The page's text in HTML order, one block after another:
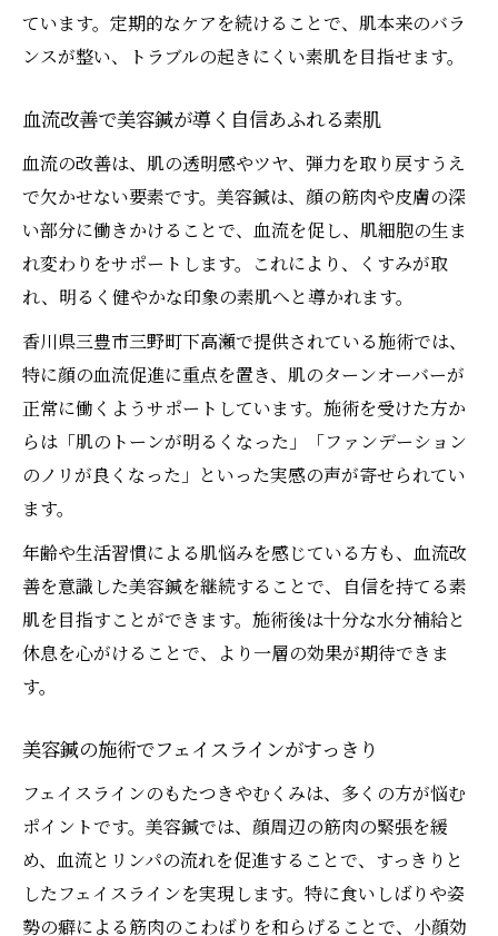
ています。定期的なケアを続けることで、肌本来のバラ
ンスが整い、トラブルの起きにくい素肌を目指せます。
血流改善で美容鍼が導く自信あふれる素肌
血流の改善は、肌の透明感やツヤ、弾力を取り戻すうえ
で欠かせない要素です。美容鍼は、顔の筋肉や皮膚の深
い部分に働きかけることで、血流を促し、肌細胞の生ま
れ変わりをサポートします。これにより、くすみが取
れ、明るく健やかな印象の素肌へと導かれます。
香川県三豊市三野町下高瀬で提供されている施術では、
特に顔の血流促進に重点を置き、肌のターンオーバーが
正常に働くようサポートしています。施術を受けた方か
らは「肌のトーンが明るくなった」「ファンデーション
のノリが良くなった」といった実感の声が寄せられてい
ます。
年齢や生活習慣による肌悩みを感じている方も、血流改
善を意識した美容鍼を継続することで、自信を持てる素
肌を目指すことができます。施術後は十分な水分補給と
休息を心がけることで、より一層の効果が期待できま
す。
美容鍼の施術でフェイスラインがすっきり
フェイスラインのもたつきやむくみは、多くの方が悩む
ポイントです。美容鍼では、顔周辺の筋肉の緊張を緩
め、血流とリンパの流れを促進することで、すっきりと
したフェイスラインを実現します。特に食いしばりや姿
勢の癖による筋肉のこわばりを和らげることで、小顔効